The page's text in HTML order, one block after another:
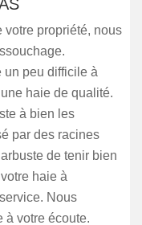
votre propriété, nous
un peu difficile à
haie de qualité.
à bien les
par des racines
de tenir bien
haie à
Nous
à votre écoute.